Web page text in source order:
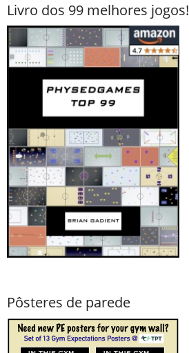
Livro dos 99 melhores jogos!
Pôsteres de parede